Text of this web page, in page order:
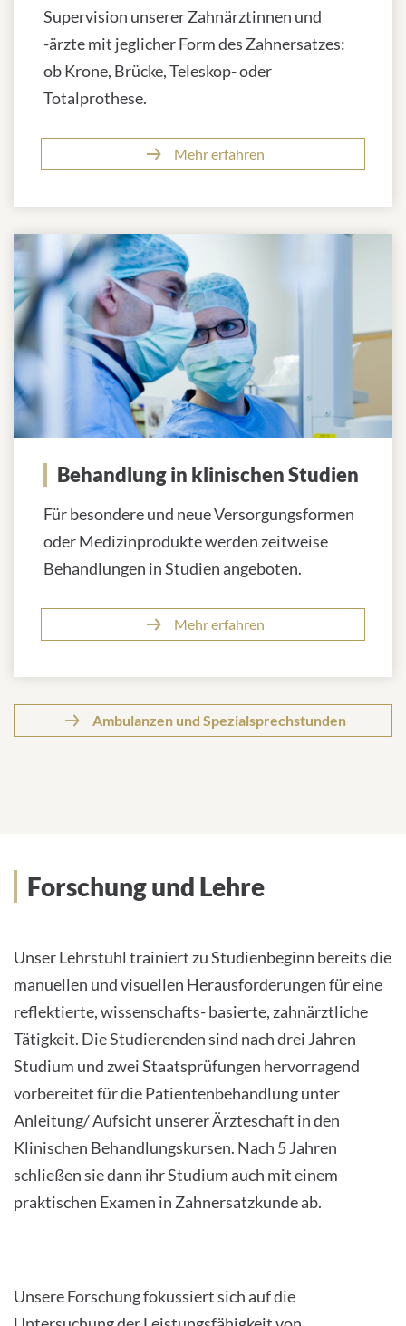
Supervision unserer Zahnärztinnen und
-ärzte mit jeglicher Form des Zahnersatzes:
ob Krone, Brücke, Teleskop- oder
Totalprothese.
Mehr erfahren
Behandlung in klinischen Studien
Für besondere und neue Versorgungsformen
oder Medizinprodukte werden zeitweise
Behandlungen in Studien angeboten.
Mehr erfahren
Ambulanzen und Spezialsprechstunden
Forschung und Lehre
Unser Lehrstuhl trainiert zu Studienbeginn bereits die
manuellen und visuellen Herausforderungen für eine
reflektierte, wissenschafts- basierte, zahnärztliche
Tätigkeit. Die Studierenden sind nach drei Jahren
Studium und zwei Staatsprüfungen hervorragend
vorbereitet für die Patientenbehandlung unter
Anleitung/ Aufsicht unserer Ärzteschaft in den
Klinischen Behandlungskursen. Nach 5 Jahren
schließen sie dann ihr Studium auch mit einem
praktischen Examen in Zahnersatzkunde ab.
Unsere Forschung fokussiert sich auf die